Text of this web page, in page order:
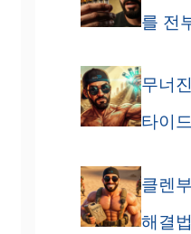
를 전
무너
타이
클렌
해결법